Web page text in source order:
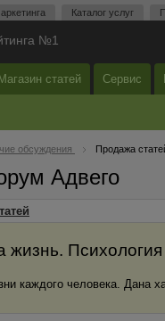
Каталог услуг
№1
Магазин статей Сервис
обсуждения Продажа
Адвего
жизнь. Психология
каждого человека. Дана